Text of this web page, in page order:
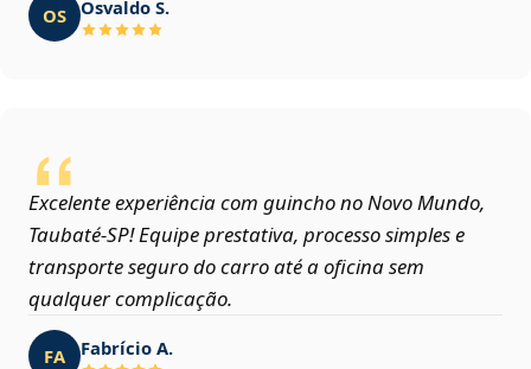
OS Osvaldo S.
Excelente experiência com guincho no Novo Mundo,
Taubaté‑SP! Equipe prestativa, processo simples e
transporte seguro do carro até a oficina sem
qualquer complicação.
FA Fabrício A.